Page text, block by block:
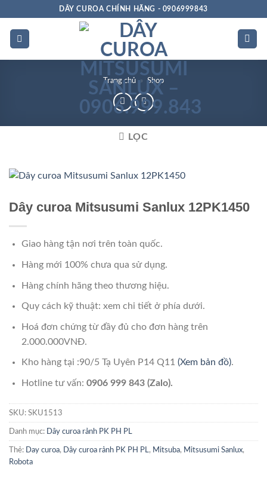
dung
DÂY CUROA CHÍNH HÃNG - 0906999843
Trang chủ » Shop
LỌC
Dây curoa Mitsusumi Sanlux 12PK1450
Giao hàng tận nơi trên toàn quốc.
Hàng mới 100% chưa qua sử dụng.
Hàng chính hãng theo thương hiệu.
Quy cách kỹ thuật: xem chi tiết ở phía dưới.
Hoá đơn chứng từ đầy đủ cho đơn hàng trên
2.000.000VNĐ.
Kho hàng tại :90/5 Tạ Uyên P14 Q11 (Xem bản đồ).
Hotline tư vấn: 0906 999 843 (Zalo).
SKU: SKU1513
Danh mục: Dây curoa rảnh PK PH PL
Thẻ: Day curoa, Dây curoa rảnh PK PH PL , Mitsuba, Mitsusumi Sanlux,
Robota